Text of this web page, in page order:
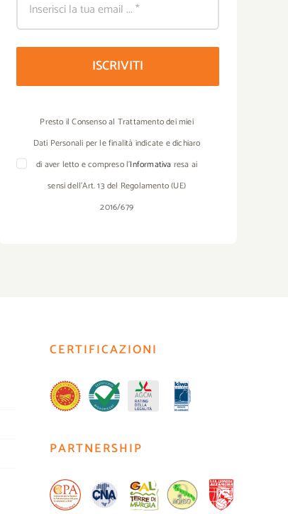
ISCRIVITI
Presto il Consenso al Trattamento dei miei
Dati Personali per le finalità indicate e dichiaro
di aver letto e compreso l’Informativa resa ai
sensi dell’Art. 13 del Regolamento (UE)
2016/679
CERTIFICAZIONI
PARTNERSHIP